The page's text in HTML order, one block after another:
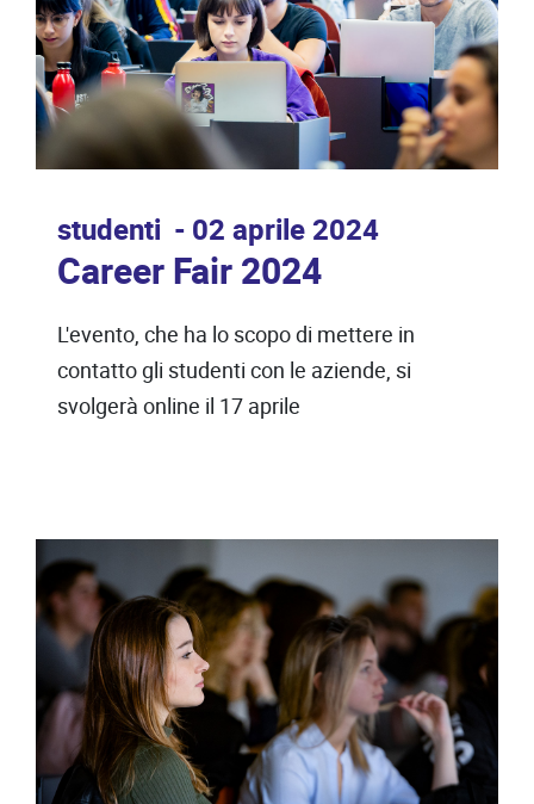
studenti 02 aprile 2024
Career Fair 2024
L'evento, che ha lo scopo di mettere in
contatto gli studenti con le aziende, si
svolgerà online il 17 aprile